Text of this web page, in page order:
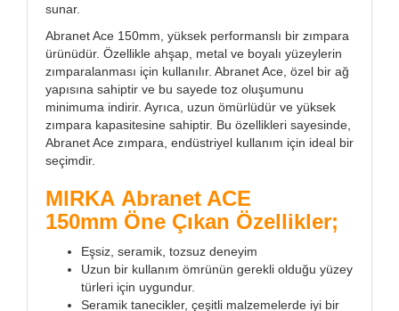
sunar.
Abranet Ace 150mm, yüksek performanslı bir zımpara
ürünüdür. Özellikle ahşap, metal ve boyalı yüzeylerin
zımparalanması için kullanılır. Abranet Ace, özel bir ağ
yapısına sahiptir ve bu sayede toz oluşumunu
minimuma indirir. Ayrıca, uzun ömürlüdür ve yüksek
zımpara kapasitesine sahiptir. Bu özellikleri sayesinde,
Abranet Ace zımpara, endüstriyel kullanım için ideal bir
seçimdir.
MIRKA Abranet ACE
150mm Öne Çıkan Özellikler;
Eşsiz, seramik, tozsuz deneyim
Uzun bir kullanım ömrünün gerekli olduğu yüzey
türleri için uygundur.
Seramik tanecikler, çeşitli malzemelerde iyi bir